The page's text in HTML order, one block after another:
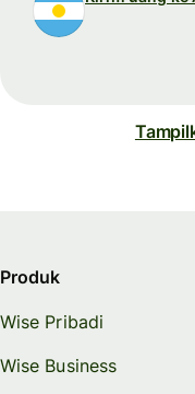
Produk
Wise Pribadi
Wise Business